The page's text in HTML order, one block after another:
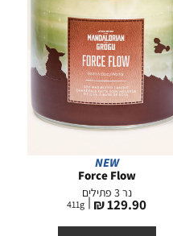
NEW
Force Flow
נר 3 פתילים
מחיר
129.90 ₪
411g